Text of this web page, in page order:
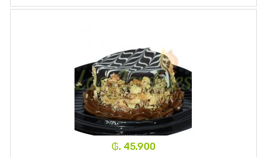
₲. 45.900